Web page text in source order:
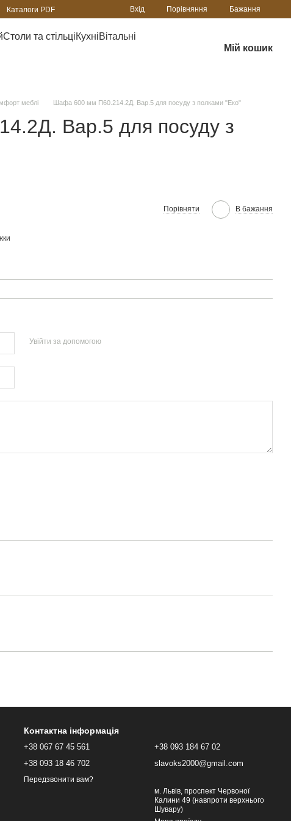
Каталоги PDF Вхід Порівняння Бажання
Столи та стільціКухніВітальні
Мій кошик
меблі Шафа 600 мм П60.214.2Д. Вар.5 для посуду з полками "Еко"
Вар.5 для посуду з
Порівняти В бажання
Увійти за допомогою
Контактна інформація
+38 067 67 45 561
+38 093 18 46 702
Передзвонити вам?
+38 093 184 67 02
slavoks2000@gmail.com
м. Львів, проспект Червоної
Калини 49 (навпроти верхнього
Шувару)